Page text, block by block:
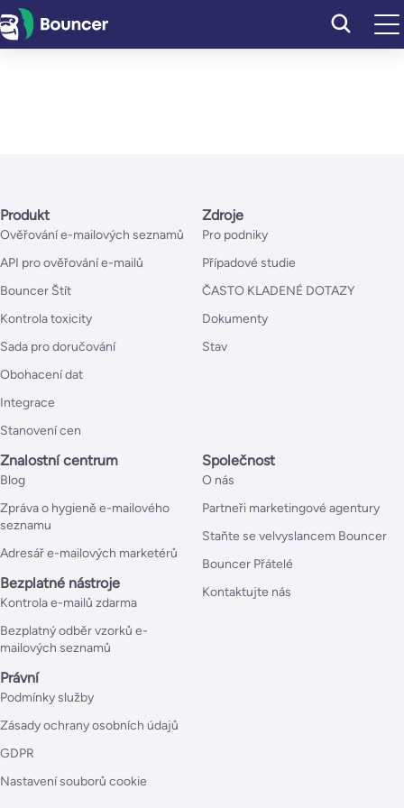
Přeskočit
na
Produkt
Ověřování e-mailových seznamů
API pro ověřování e-mailů
Bouncer Štít
Kontrola toxicity
Sada pro doručování
Obohacení dat
Integrace
Stanovení cen
Zdroje
Pro podniky
Případové studie
ČASTO KLADENÉ DOTAZY
Dokumenty
Stav
Znalostní centrum
Blog
Zpráva o hygieně e-mailového
seznamu
Adresář e-mailových marketérů
Bezplatné nástroje
Kontrola e-mailů zdarma
Bezplatný odběr vzorků e-
mailových seznamů
Společnost
O nás
Partneři marketingové agentury
Staňte se velvyslancem Bouncer
Bouncer Přátelé
Kontaktujte nás
Právní
Podmínky služby
Zásady ochrany osobních údajů
GDPR
Nastavení souborů cookie